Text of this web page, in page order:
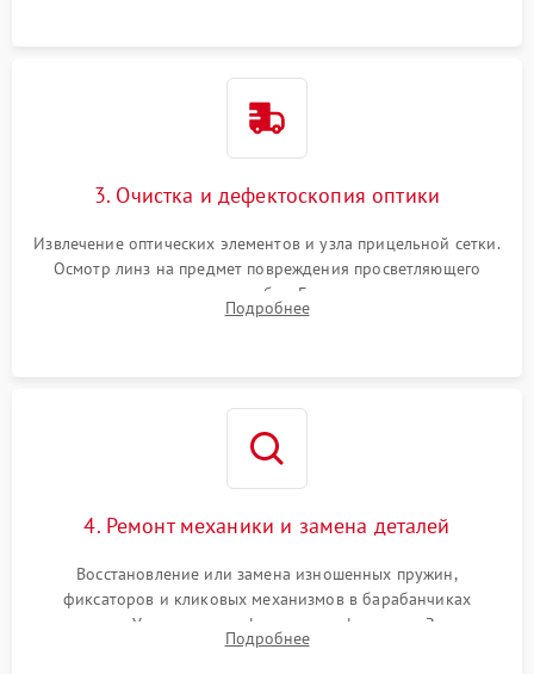
3. Очистка и дефектоскопия оптики
Извлечение оптических элементов и узла прицельной сетки.
Осмотр линз на предмет повреждения просветляющего
покрытия или появления грибка. Бережная очистка стекол
спецрастворами. Проверка целостности гравированной
Подробнее
4. Ремонт механики и замена деталей
Восстановление или замена изношенных пружин,
фиксаторов и кликовых механизмов в барабанчиках
поправок. Устранение люфтов в трансфокаторе. Замена
поврежденных линз, разбитой сетки или восстановление
Подробнее